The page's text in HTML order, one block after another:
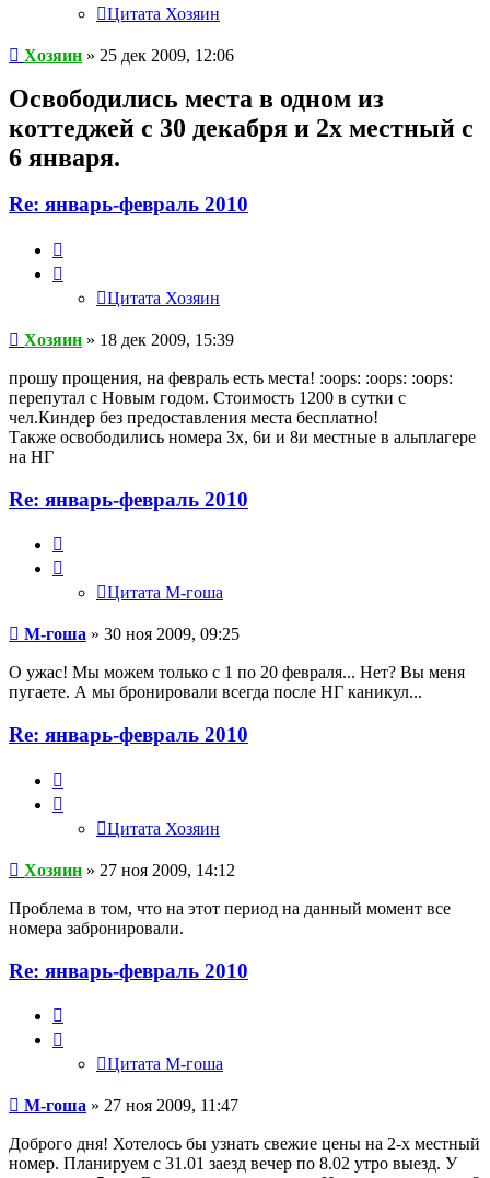
Цитата Хозяин
Хозяин » 25 дек 2009, 12:06
Освободились места в одном из
коттеджей с 30 декабря и 2х местный с
6 января.
Re: январь-февраль 2010
Цитата Хозяин
Хозяин » 18 дек 2009, 15:39
прошу прощения, на февраль есть места! :oops: :oops: :oops:
перепутал с Новым годом. Стоимость 1200 в сутки с
чел.Киндер без предоставления места бесплатно!
Также освободились номера 3х, 6и и 8и местные в альплагере
на НГ
Re: январь-февраль 2010
гоша
Цитата М-гоша
М-гоша » 30 ноя 2009, 09:25
О ужас! Мы можем только с 1 по 20 февраля... Нет? Вы меня
пугаете. А мы бронировали всегда после НГ каникул...
Re: январь-февраль 2010
Цитата Хозяин
Хозяин » 27 ноя 2009, 14:12
Проблема в том, что на этот период на данный момент все
номера забронировали.
Re: январь-февраль 2010
гоша
Цитата М-гоша
М-гоша » 27 ноя 2009, 11:47
Доброго дня! Хотелось бы узнать свежие цены на 2-х местный
номер. Планируем с 31.01 заезд вечер по 8.02 утро выезд. У